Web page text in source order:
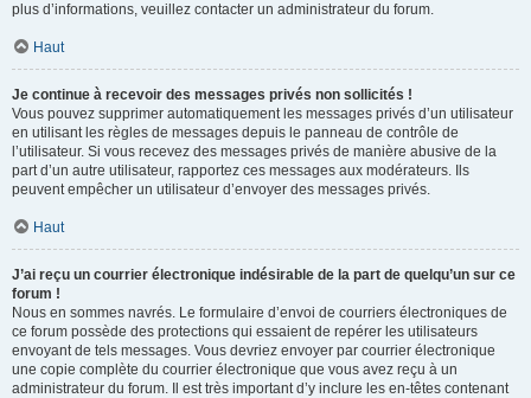
plus d’informations, veuillez contacter un administrateur du forum.
Haut
Je continue à recevoir des messages privés non sollicités !
Vous pouvez supprimer automatiquement les messages privés d’un utilisateur
en utilisant les règles de messages depuis le panneau de contrôle de
l’utilisateur. Si vous recevez des messages privés de manière abusive de la
part d’un autre utilisateur, rapportez ces messages aux modérateurs. Ils
peuvent empêcher un utilisateur d’envoyer des messages privés.
Haut
J’ai reçu un courrier électronique indésirable de la part de quelqu’un sur ce
forum !
Nous en sommes navrés. Le formulaire d’envoi de courriers électroniques de
ce forum possède des protections qui essaient de repérer les utilisateurs
envoyant de tels messages. Vous devriez envoyer par courrier électronique
une copie complète du courrier électronique que vous avez reçu à un
administrateur du forum. Il est très important d’y inclure les en-têtes contenant